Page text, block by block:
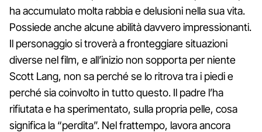
ha accumulato molta rabbia e delusioni nella sua vita.
Possiede anche alcune abilità davvero impressionanti.
Il personaggio si troverà a fronteggiare situazioni
diverse nel film, e all’inizio non sopporta per niente
Scott Lang, non sa perché se lo ritrova tra i piedi e
perché sia coinvolto in tutto questo. Il padre l’ha
rifiutata e ha sperimentato, sulla propria pelle, cosa
significa la “perdita”. Nel frattempo, lavora ancora